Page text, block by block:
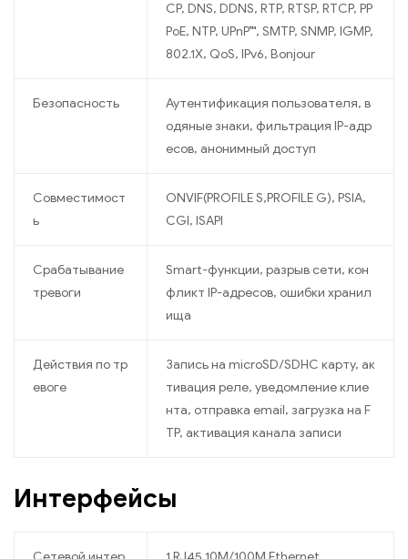
CP, DNS, DDNS, RTP, RTSP, RTCP, PP
PoE, NTP, UPnP™, SMTP, SNMP, IGMP,
802.1X, QoS, IPv6, Bonjour
Безопасность
Аутентификация пользователя, в
одяные знаки, фильтрация IP-адр
есов, анонимный доступ
Совместимост
ь
ONVIF(PROFILE S,PROFILE G), PSIA,
CGI, ISAPI
Срабатывание
тревоги
Smart-функции, разрыв сети, кон
фликт IP-адресов, ошибки хранил
ища
Действия по тр
евоге
Запись на microSD/SDHC карту, ак
тивация реле, уведомление клие
нта, отправка email, загрузка на F
TP, активация канала записи
Интерфейсы